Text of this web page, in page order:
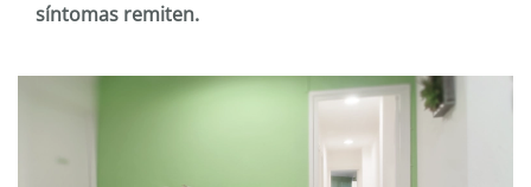
síntomas remiten.